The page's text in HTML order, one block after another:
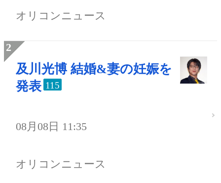
オリコンニュース
及川光博 結婚&妻の妊娠を
発表 115
08月08日 11:35
オリコンニュース